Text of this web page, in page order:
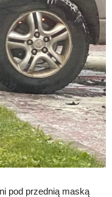
pod przednią maską